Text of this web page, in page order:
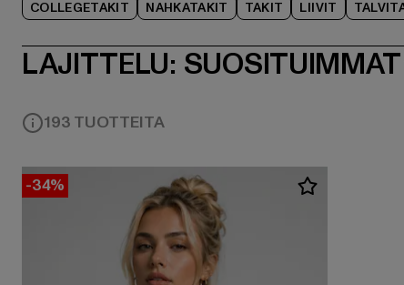
COLLEGETAKIT NAHKATAKIT TAKIT LIIVIT
LAJITTELU: SUOSITUIMMAT
193 TUOTTEITA
-34%